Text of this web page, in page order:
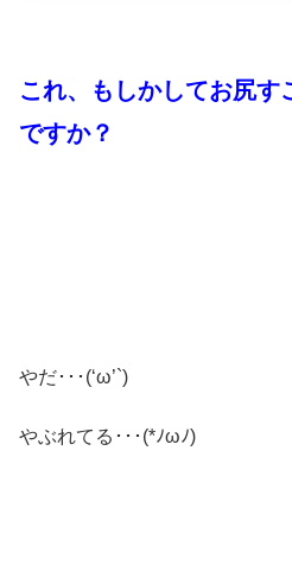
これ、もしかしてお尻す
ですか？
やだ･･･(‘ω’`)
やぶれてる･･･ (*ﾉωﾉ)